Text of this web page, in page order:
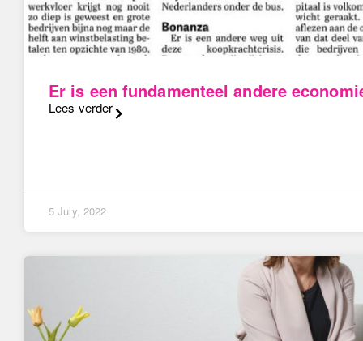
Er is een fundamenteel andere
Lees verder
5 July, 2022